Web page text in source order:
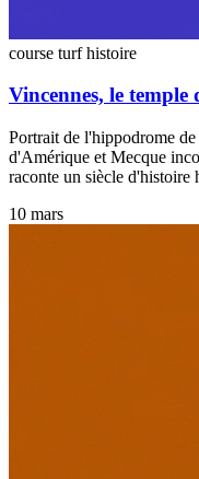
course turfhistoire
Vincennes, le
Portrait de l'hippodrome
d'Amérique et Mecque
raconte un siècle d'histoire
10 mars